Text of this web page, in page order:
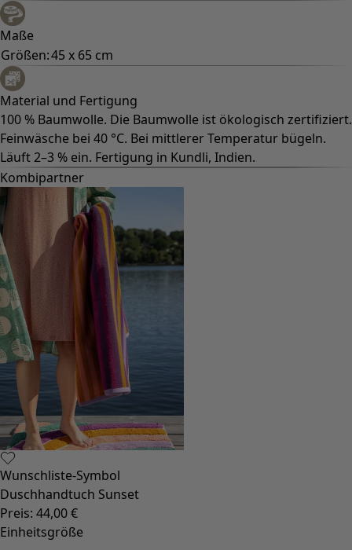
Kollektionen
Der Kimono im Fokus
Monsoon
Weite Felder
Coimbatore
Gudrun-Klassiker
Sonnenblumen für UNHCR